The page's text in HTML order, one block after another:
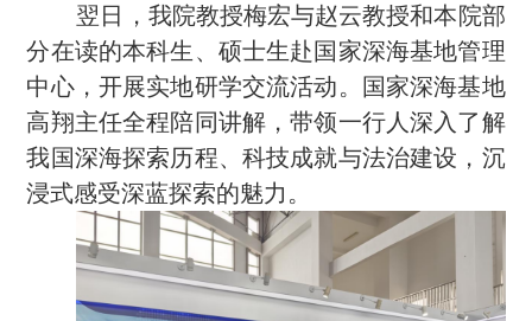
翌日，我院教授梅宏与赵云教授和本院部
分在读的本科生、硕士生赴国家深海基地管理
中心，开展实地研学交流活动。国家深海基地
高翔主任全程陪同讲解，带领一行人深入了解
我国深海探索历程、科技成就与法治建设，沉
浸式感受深蓝探索的魅力。